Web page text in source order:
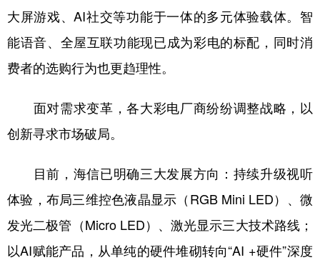
大屏游戏、AI社交等功能于一体的多元体验载体。智
能语音、全屋互联功能现已成为彩电的标配，同时消
费者的选购行为也更趋理性。
面对需求变革，各大彩电厂商纷纷调整战略，以
创新寻求市场破局。
目前，海信已明确三大发展方向：持续升级视听
体验，布局三维控色液晶显示（RGB Mini LED）、微
发光二极管（Micro LED）、激光显示三大技术路线；
以AI赋能产品，从单纯的硬件堆砌转向“AI +硬件”深度